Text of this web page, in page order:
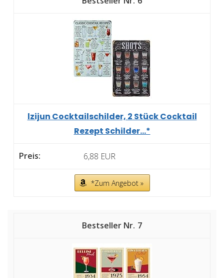
lzijun Cocktailschilder, 2 Stück Cocktail
Rezept Schilder...*
6,88 EUR
*Zum Angebot »
7